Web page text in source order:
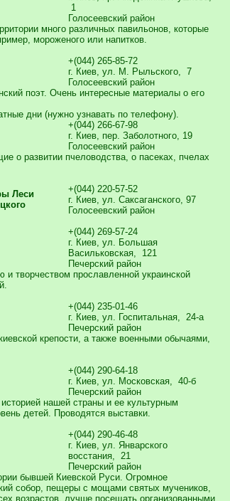
1
Голосеевский район
много различных павильонов, которые
мороженого или напитков.
+(044) 265-85-72
г. Киев, ул. М. Рыльского, 7
Голосеевский район
поэт. Очень интересные материалы о его
дни (нужно узнавать по телефону).
+(044) 266-67-98
г. Киев, пер. Заболотного, 19
Голосеевский район
о развитии пчеловодства, о пасеках, пчелах
Леси
+(044) 220-57-52
г. Киев, ул. Саксаганского, 97
Голосеевский район
+(044) 269-57-24
г. Киев, ул. Большая
Васильковская, 121
Печерский район
творчеством прославленной украинской
+(044) 235-01-46
г. Киев, ул. Госпитальная, 24-а
Печерский район
крепости, а также военными обычаями,
+(044) 290-64-18
г. Киев, ул. Московская, 40-б
Печерский район
нашей страны и ее культурным
детей. Проводятся выставки.
+(044) 290-46-48
г. Киев, ул. Январского
восстания, 21
Печерский район
бывшей Киевской Руси. Огромное
собор, пещеры с мощами святых мучеников,
возрастов, лучше посещать организованными